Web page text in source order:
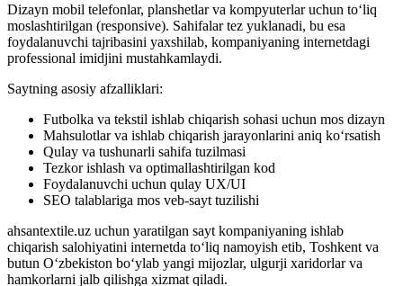
Dizayn mobil telefonlar, planshetlar va kompyuterlar uchun to‘liq
moslashtirilgan (responsive). Sahifalar tez yuklanadi, bu esa
foydalanuvchi tajribasini yaxshilab, kompaniyaning internetdagi
professional imidjini mustahkamlaydi.
Saytning asosiy afzalliklari:
Futbolka va tekstil ishlab chiqarish sohasi uchun mos dizayn
Mahsulotlar va ishlab chiqarish jarayonlarini aniq ko‘rsatish
Qulay va tushunarli sahifa tuzilmasi
Tezkor ishlash va optimallashtirilgan kod
Foydalanuvchi uchun qulay UX/UI
SEO talablariga mos veb-sayt tuzilishi
ahsantextile.uz uchun yaratilgan sayt kompaniyaning ishlab
chiqarish salohiyatini internetda to‘liq namoyish etib, Toshkent va
butun O‘zbekiston bo‘ylab yangi mijozlar, ulgurji xaridorlar va
hamkorlarni jalb qilishga xizmat qiladi.